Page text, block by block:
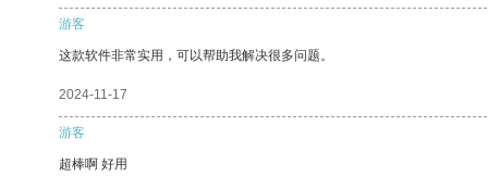
游客
这款软件非常实用，可以帮助我解决很多问题。
2024-11-17
游客
超棒啊 好用